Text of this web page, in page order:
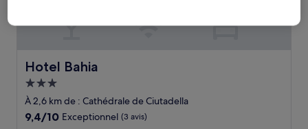
Hotel Bahia
Hotel Bahia
Hébergement
3.0 étoiles
À 2,6 km de : Cathédrale de Ciutadella
9.4
9,4/10 Exceptionnel (3 avis)